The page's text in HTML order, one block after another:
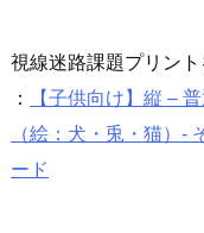
視線迷路課題プリン
：
【子供向け】縦 –
（絵：犬・兎・猫）-
ード